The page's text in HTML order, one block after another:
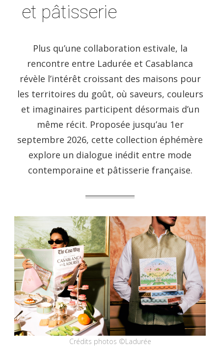
et pâtisserie
Plus qu’une collaboration estivale, la
rencontre entre Ladurée et Casablanca
révèle l’intérêt croissant des maisons pour
les territoires du goût, où saveurs, couleurs
et imaginaires participent désormais d’un
même récit. Proposée jusqu’au 1er
septembre 2026, cette collection éphémère
explore un dialogue inédit entre mode
contemporaine et pâtisserie française.
Crédits photos ©Ladurée